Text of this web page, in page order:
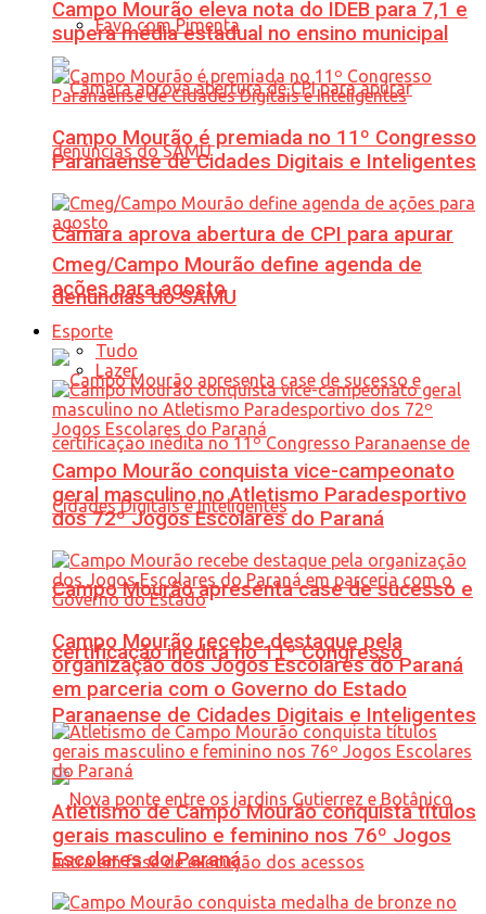
Favo com Pimenta
Câmara aprova abertura de CPI para apurar
denúncias do SAMU
Campo Mourão apresenta case de sucesso e
certificação inédita no 11º Congresso
Paranaense de Cidades Digitais e Inteligentes
Campo Mourão eleva nota do IDEB para 7,1 e
supera média estadual no ensino municipal
Campo Mourão é premiada no 11º Congresso
Paranaense de Cidades Digitais e Inteligentes
Cmeg/Campo Mourão define agenda de
ações para agosto
Esporte
Tudo
Lazer
Campo Mourão conquista vice-campeonato
geral masculino no Atletismo Paradesportivo
dos 72º Jogos Escolares do Paraná
Campo Mourão recebe destaque pela
organização dos Jogos Escolares do Paraná
em parceria com o Governo do Estado
Atletismo de Campo Mourão conquista títulos
gerais masculino e feminino nos 76º Jogos
Escolares do Paraná